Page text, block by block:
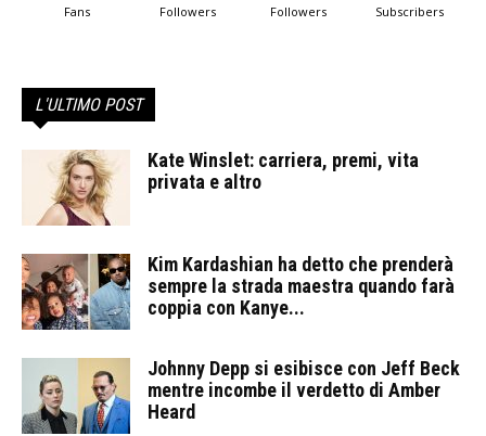
Fans Followers Followers Subscribers
L'ULTIMO POST
Kate Winslet: carriera, premi, vita
privata e altro
Kim Kardashian ha detto che prenderà
sempre la strada maestra quando farà
coppia con Kanye...
Johnny Depp si esibisce con Jeff Beck
mentre incombe il verdetto di Amber
Heard